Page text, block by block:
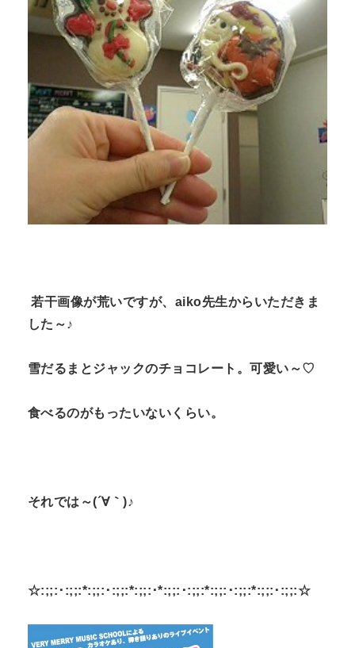
若干画像が荒いですが、aiko先生からいただきま
した～♪
雪だるまとジャックのチョコレート。可愛い～♡
食べるのがもったいないくらい。
それでは～(´∀｀)♪
☆:;;:･:;;:*:;;:･:;;:*:;;:･*:;;:･:;;:*:;;:･:;;:*:;;:･:;;:☆